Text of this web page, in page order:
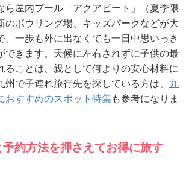
ら屋内プール「アクアビート」（夏季限
のボウリング場、キッズパークなどが大
、一歩も外に出なくても一日中思いっき
できます。天候に左右されずに子供の最
ることは、親として何よりの安心材料に
州で子連れ旅行先を探している方は、 九
おすすめのスポット特集も参考になりま
約方法を押さえてお得に旅す